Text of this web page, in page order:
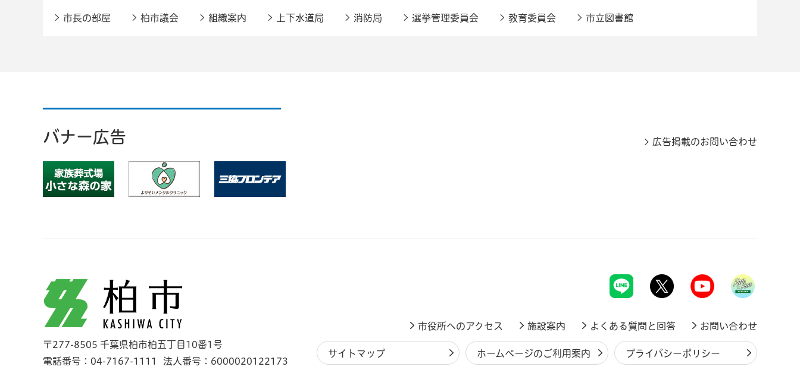
市長の部屋 柏市議会 組織案内 上下水道局 消防局 選挙管理委員会 教育委員会 市立図書館
バナー広告 広告掲載のお問い合わせ
柏市
〒277-8505 千葉県柏市柏五丁目10番1号
電話番号：04-7167-1111
法人番号：6000020122173
市役所へのアクセス 施設案内 よくある質問と回答 お問い合わせ
サイトマップ ホームページのご利用案内 プライバシーポリシー